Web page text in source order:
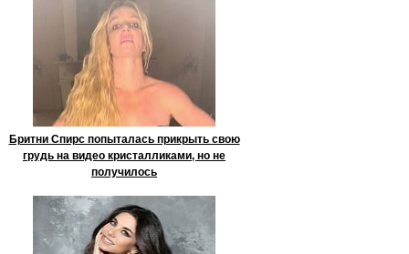
Бритни Спирс попыталась прикрыть свою
грудь на видео кристалликами, но не
получилось